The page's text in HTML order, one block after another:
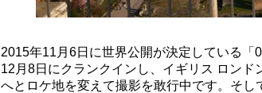
2015年11月6日に世界公開が決定している
12月8日にクランクインし、イギリス ロン
へとロケ地を変えて撮影を敢行中です。そ